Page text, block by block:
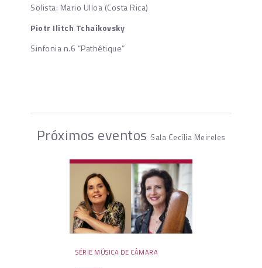
Solista: Mario Ulloa (Costa Rica)
Piotr Ilitch Tchaikovsky
Sinfonia n.6 “Pathétique”
Próximos eventos Sala Cecília Meireles
SÉRIE MÚSICA DE CÂMARA